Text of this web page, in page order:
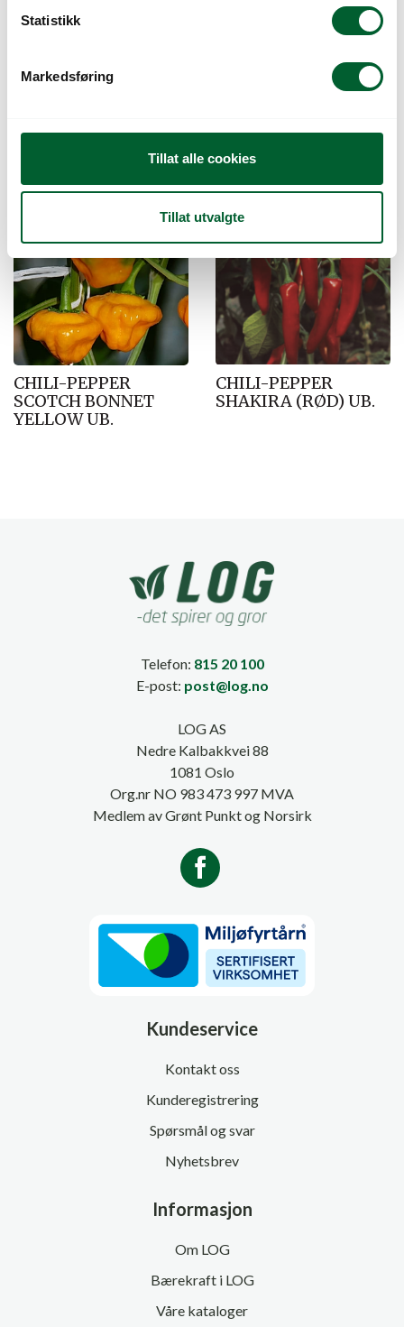
Statistikk
Markedsføring
Tillat alle cookies
Tillat utvalgte
CHILI-PEPPER
SCOTCH BONNET
YELLOW UB.
CHILI-PEPPER
SHAKIRA (RØD) UB.
Telefon: 815 20 100
E-post: post@log.no
LOG AS
Nedre Kalbakkvei 88
1081 Oslo
Org.nr NO 983 473 997 MVA
Medlem av Grønt Punkt og Norsirk
Kundeservice
Kontakt oss
Kunderegistrering
Spørsmål og svar
Nyhetsbrev
Informasjon
Om LOG
Bærekraft i LOG
Våre kataloger